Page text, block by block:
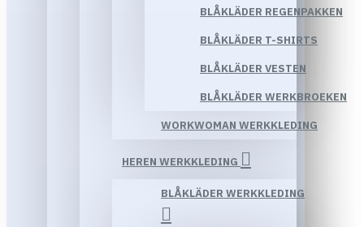
BLÅKLÄDER REGENPAKKEN
BLÅKLÄDER T-SHIRTS
BLÅKLÄDER VESTEN
BLÅKLÄDER WERKBROEKEN
WORKWOMAN WERKKLEDING
HEREN WERKKLEDING
BLÅKLÄDER WERKKLEDING